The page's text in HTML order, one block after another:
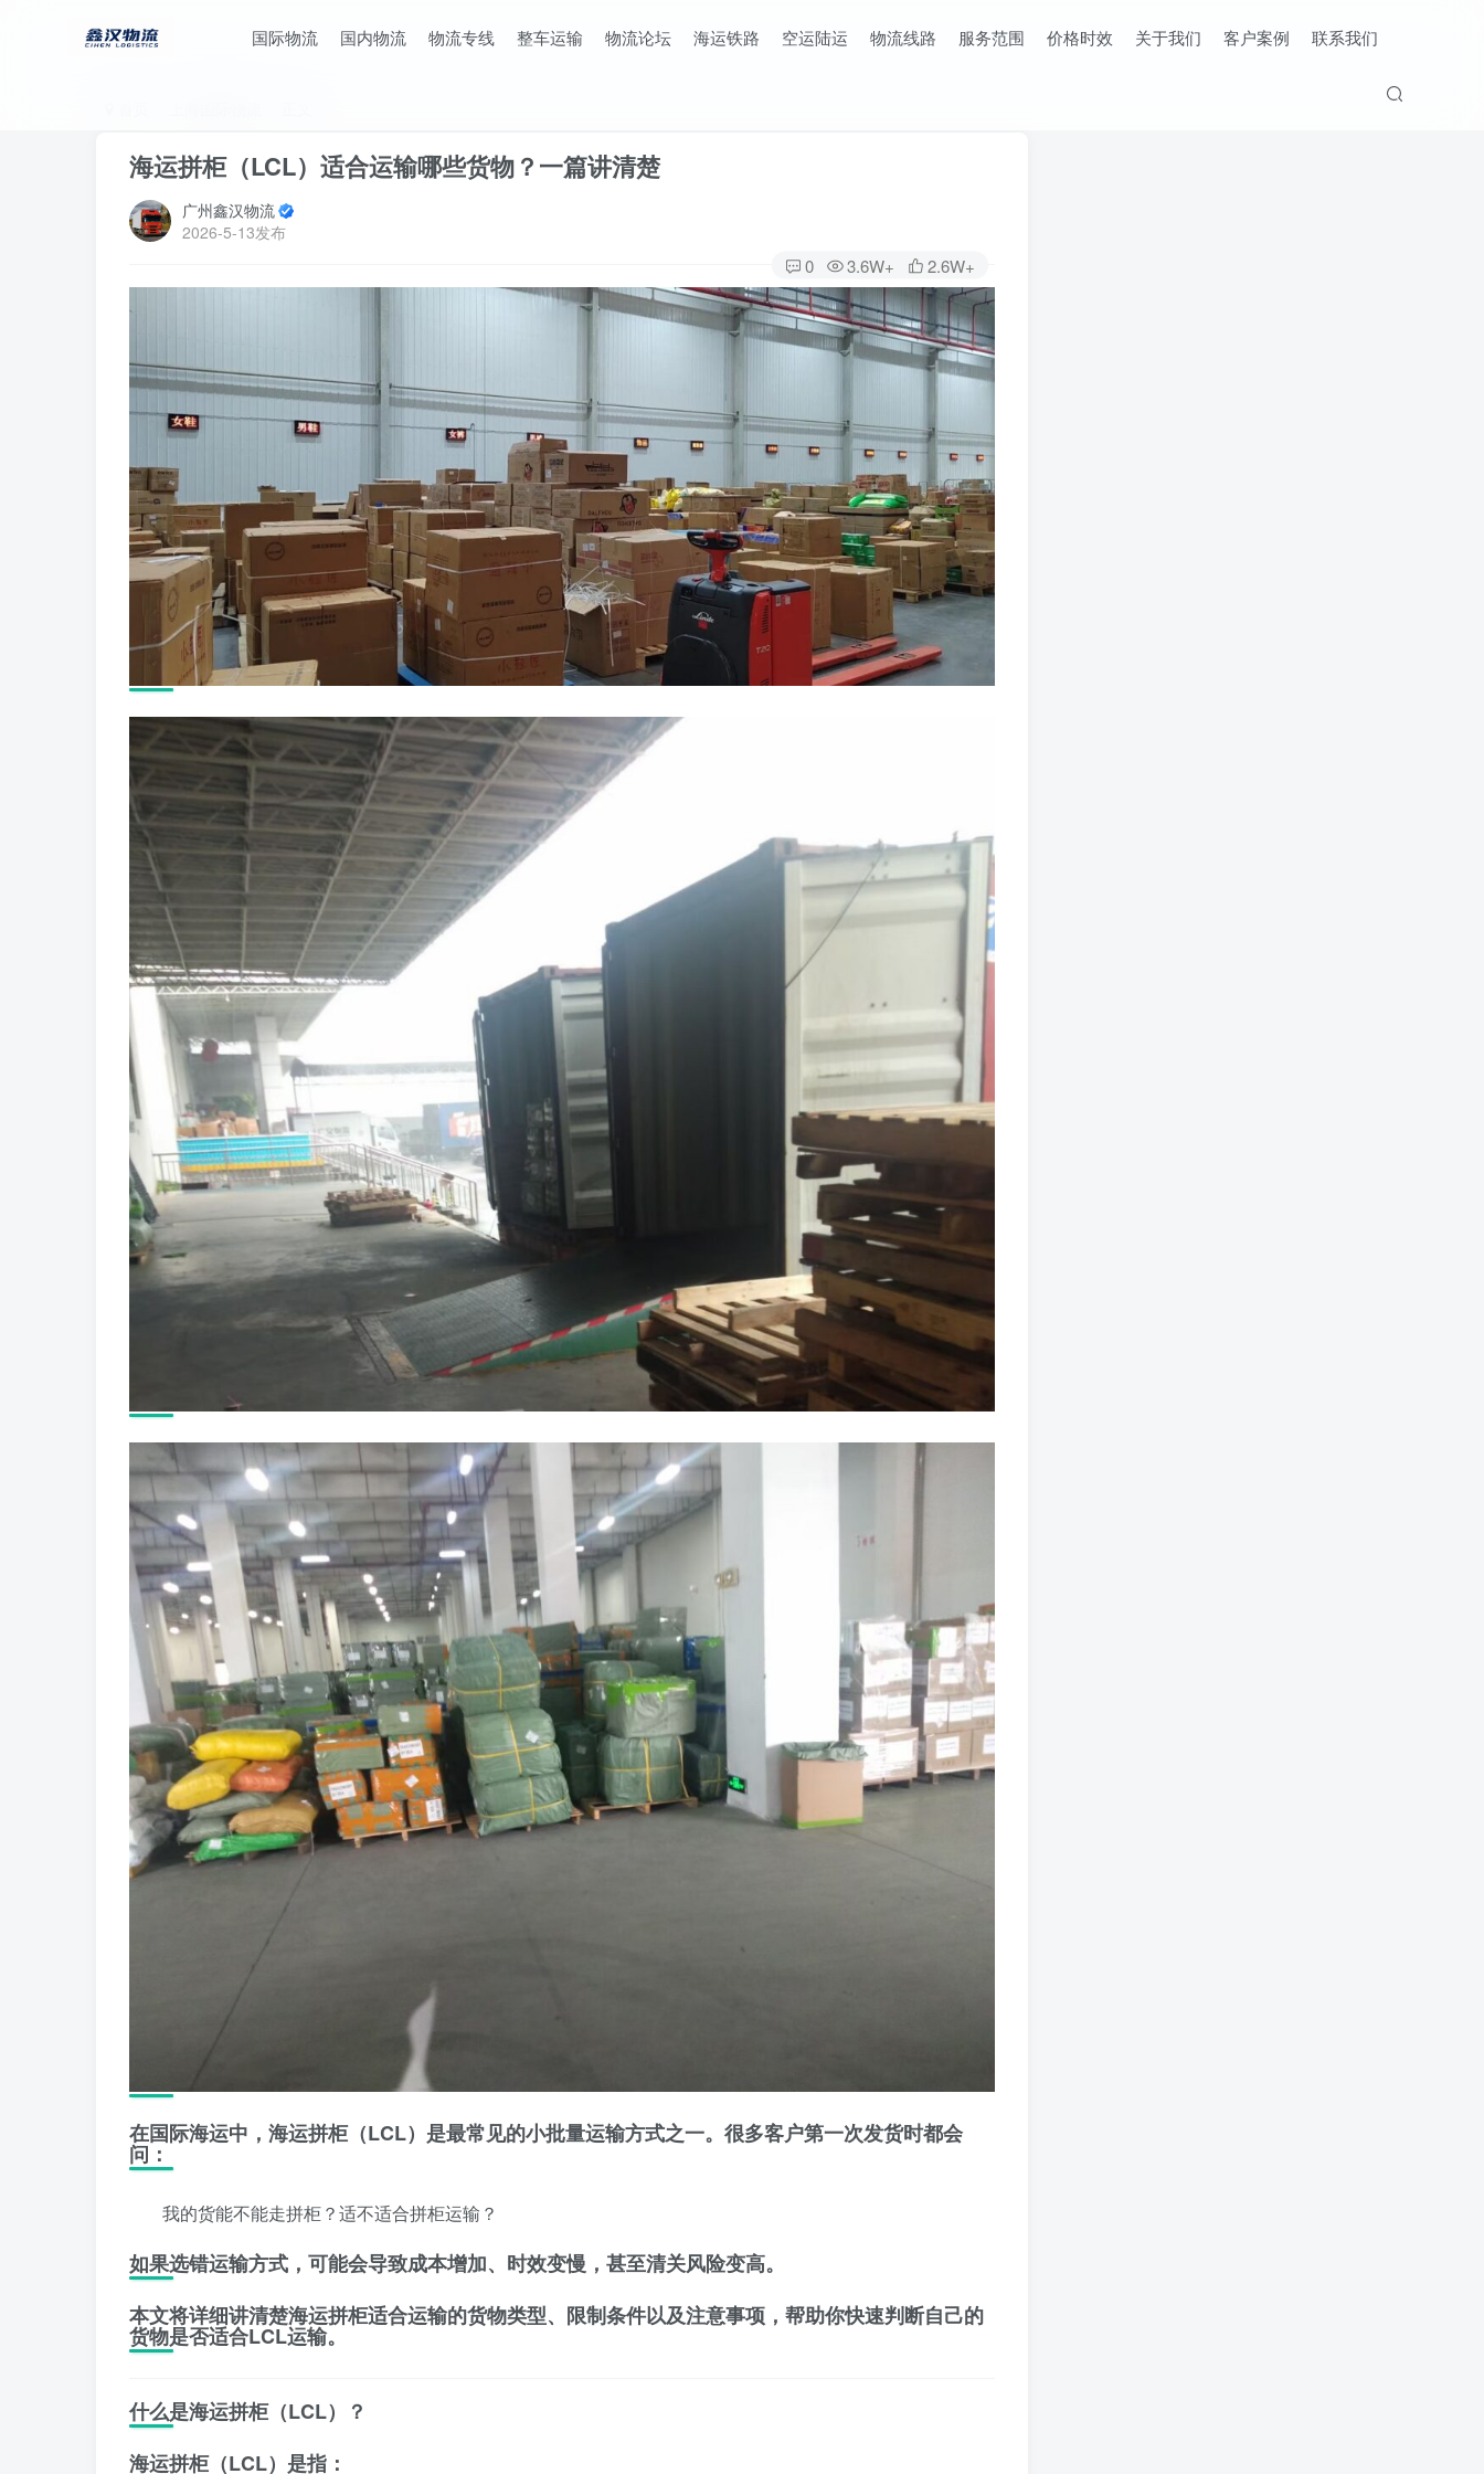
国际物流 国内物流 物流专线 整车运输 物流论坛 海运铁路 空运陆运 物流线路 服务范围 价格时效 关于我们 客户案例 联系我们
海运拼柜（LCL）适合运输哪些货物？一篇讲清楚
广州鑫汉物流
2026-5-13发布
0 3.6W+ 2.6W+
在国际海运中，海运拼柜（LCL）是最常见的小批量运输方式之一。很多客户第一次发货时都会
问：
我的货能不能走拼柜？适不适合拼柜运输？
如果选错运输方式，可能会导致成本增加、时效变慢，甚至清关风险变高。
本文将详细讲清楚海运拼柜适合运输的货物类型、限制条件以及注意事项，帮助你快速判断自己的
货物是否适合LCL运输。
什么是海运拼柜（LCL）？
海运拼柜（LCL）是指：